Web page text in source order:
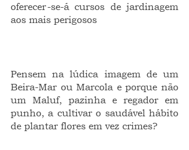
oferecer-se-á cursos de jardinagem
aos mais perigosos
Pensem na lúdica imagem de um
Beira-Mar ou Marcola e porque não
um Maluf, pazinha e regador em
punho, a cultivar o saudável hábito
de plantar flores em vez crimes?